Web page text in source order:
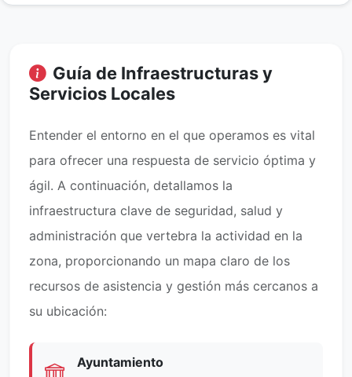
Guía de Infraestructuras y
Servicios Locales
Entender el entorno en el que operamos es vital
para ofrecer una respuesta de servicio óptima y
ágil. A continuación, detallamos la
infraestructura clave de seguridad, salud y
administración que vertebra la actividad en la
zona, proporcionando un mapa claro de los
recursos de asistencia y gestión más cercanos a
su ubicación:
Ayuntamiento